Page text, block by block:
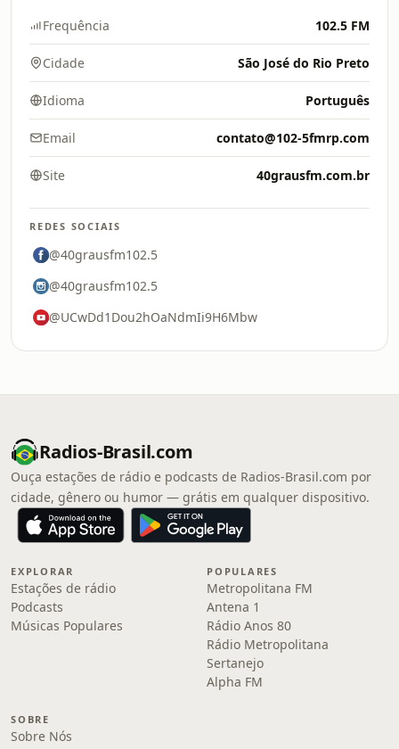
Frequência 102.5 FM
Cidade São José do Rio Preto
Idioma Português
Email contato@102-5fmrp.com
Site 40grausfm.com.br
REDES SOCIAIS
@40grausfm102.5
@40grausfm102.5
@UCwDd1Dou2hOaNdmIi9H6Mbw
Radios-Brasil.com
Ouça estações de rádio e podcasts de Radios-Brasil.com por
cidade, gênero ou humor — grátis em qualquer dispositivo.
EXPLORAR
Estações de rádio
Podcasts
Músicas Populares
POPULARES
Metropolitana FM
Antena 1
Rádio Anos 80
Rádio Metropolitana
Sertanejo
Alpha FM
SOBRE
Sobre Nós